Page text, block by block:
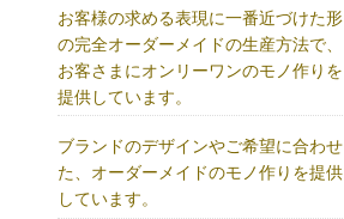
お客様の求める表現に一番近づけた形
の完全オーダーメイドの生産方法で、
お客さまにオンリーワンのモノ作りを
提供しています。
ブランドのデザインやご希望に合わせ
た、オーダーメイドのモノ作りを提供
しています。